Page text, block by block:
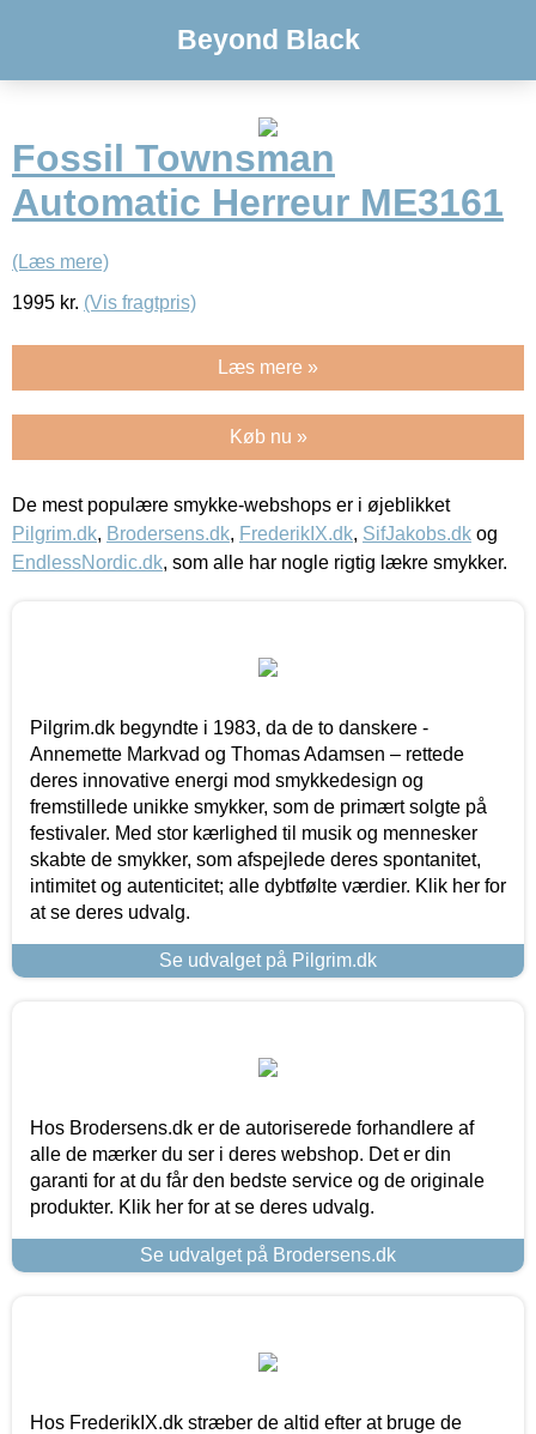
Beyond Black
Fossil Townsman
Automatic Herreur ME3161
(Læs mere)
1995 kr. (Vis fragtpris)
Læs mere »
Køb nu »
De mest populære smykke-webshops er i øjeblikket
Pilgrim.dk, Brodersens.dk, FrederikIX.dk, SifJakobs.dk og
EndlessNordic.dk, som alle har nogle rigtig lækre smykker.
Pilgrim.dk begyndte i 1983, da de to danskere -
Annemette Markvad og Thomas Adamsen – rettede
deres innovative energi mod smykkedesign og
fremstillede unikke smykker, som de primært solgte på
festivaler. Med stor kærlighed til musik og mennesker
skabte de smykker, som afspejlede deres spontanitet,
intimitet og autenticitet; alle dybtfølte værdier. Klik her for
at se deres udvalg.
Se udvalget på Pilgrim.dk
Hos Brodersens.dk er de autoriserede forhandlere af
alle de mærker du ser i deres webshop. Det er din
garanti for at du får den bedste service og de originale
produkter. Klik her for at se deres udvalg.
Se udvalget på Brodersens.dk
Hos FrederikIX.dk stræber de altid efter at bruge de